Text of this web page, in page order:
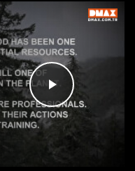
Videoyu
Oynat